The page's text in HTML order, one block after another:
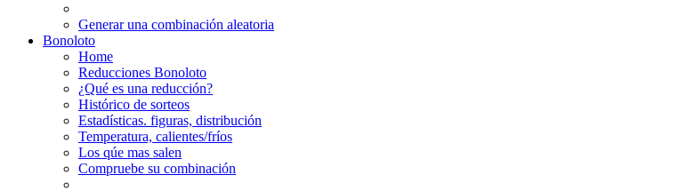
Generar una combinación aleatoria
Bonoloto
Home
Reducciones Bonoloto
¿Qué es una reducción?
Histórico de sorteos
Estadísticas. figuras, distribución
Temperatura, calientes/fríos
Los qúe mas salen
Compruebe su combinación